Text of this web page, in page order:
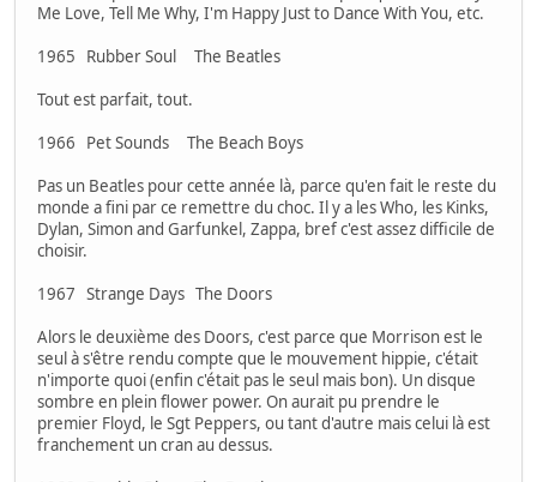
Me Love, Tell Me Why, I'm Happy Just to Dance With You, etc.
1965 Rubber Soul The Beatles
Tout est parfait, tout.
1966 Pet Sounds The Beach Boys
Pas un Beatles pour cette année là, parce qu'en fait le reste du
monde a fini par ce remettre du choc. Il y a les Who, les Kinks,
Dylan, Simon and Garfunkel, Zappa, bref c'est assez difficile de
choisir.
1967 Strange Days The Doors
Alors le deuxième des Doors, c'est parce que Morrison est le
seul à s'être rendu compte que le mouvement hippie, c'était
n'importe quoi (enfin c'était pas le seul mais bon). Un disque
sombre en plein flower power. On aurait pu prendre le
premier Floyd, le Sgt Peppers, ou tant d'autre mais celui là est
franchement un cran au dessus.